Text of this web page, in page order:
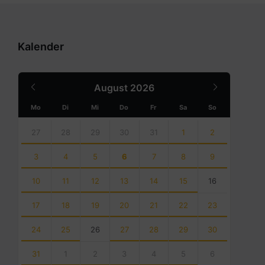
Kalender
August 2026
Month
Mo Di Mi Do Fr Sa So
calendar
days
27 28 29 30 31 1 2
3 4 5 6 7 8 9
10 11 12 13 14 15 16
17 18 19 20 21 22 23
24 25 26 27 28 29 30
31 1 2 3 4 5 6